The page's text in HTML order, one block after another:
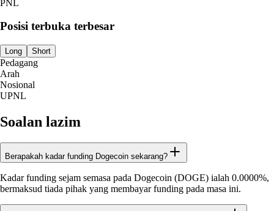
PNL
Posisi terbuka terbesar
Long Short
Pedagang
Arah
Nosional
UPNL
Soalan lazim
Berapakah kadar funding Dogecoin sekarang?
Kadar funding sejam semasa pada Dogecoin (DOGE) ialah 0.0000%,
bermaksud tiada pihak yang membayar funding pada masa ini.